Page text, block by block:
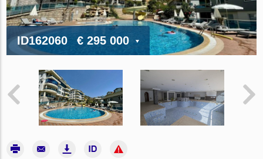
ID162060 € 295 000